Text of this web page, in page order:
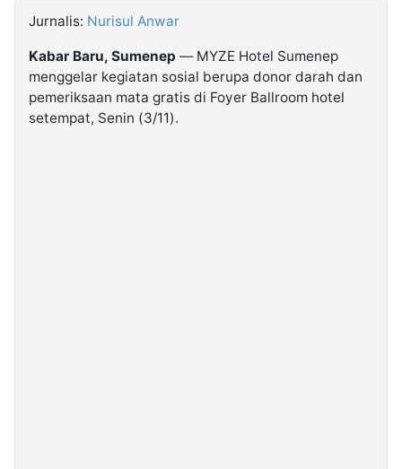
Kabarbaru.co
Jurnalis: Nurisul Anwar
Kabar Baru, Sumenep — MYZE Hotel Sumenep
menggelar kegiatan sosial berupa donor darah dan
pemeriksaan mata gratis di Foyer Ballroom hotel
setempat, Senin (3/11).